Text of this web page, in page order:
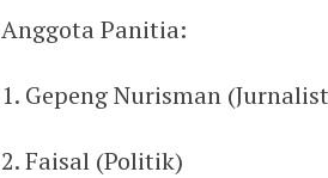
Anggota Panitia:
1. Gepeng Nurisman
2. Faisal (Politik)